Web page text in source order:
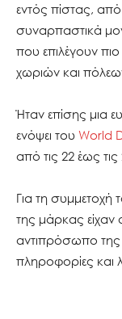
εντός πίστας,
συναρπαστικά
που επιλέγουν
χωριών και
Ήταν επίσης μια
ενόψει του World
από τις 22 έως
Για τη
της μάρκας είχαν
αντιπρόσωπο της
πληροφορίες και